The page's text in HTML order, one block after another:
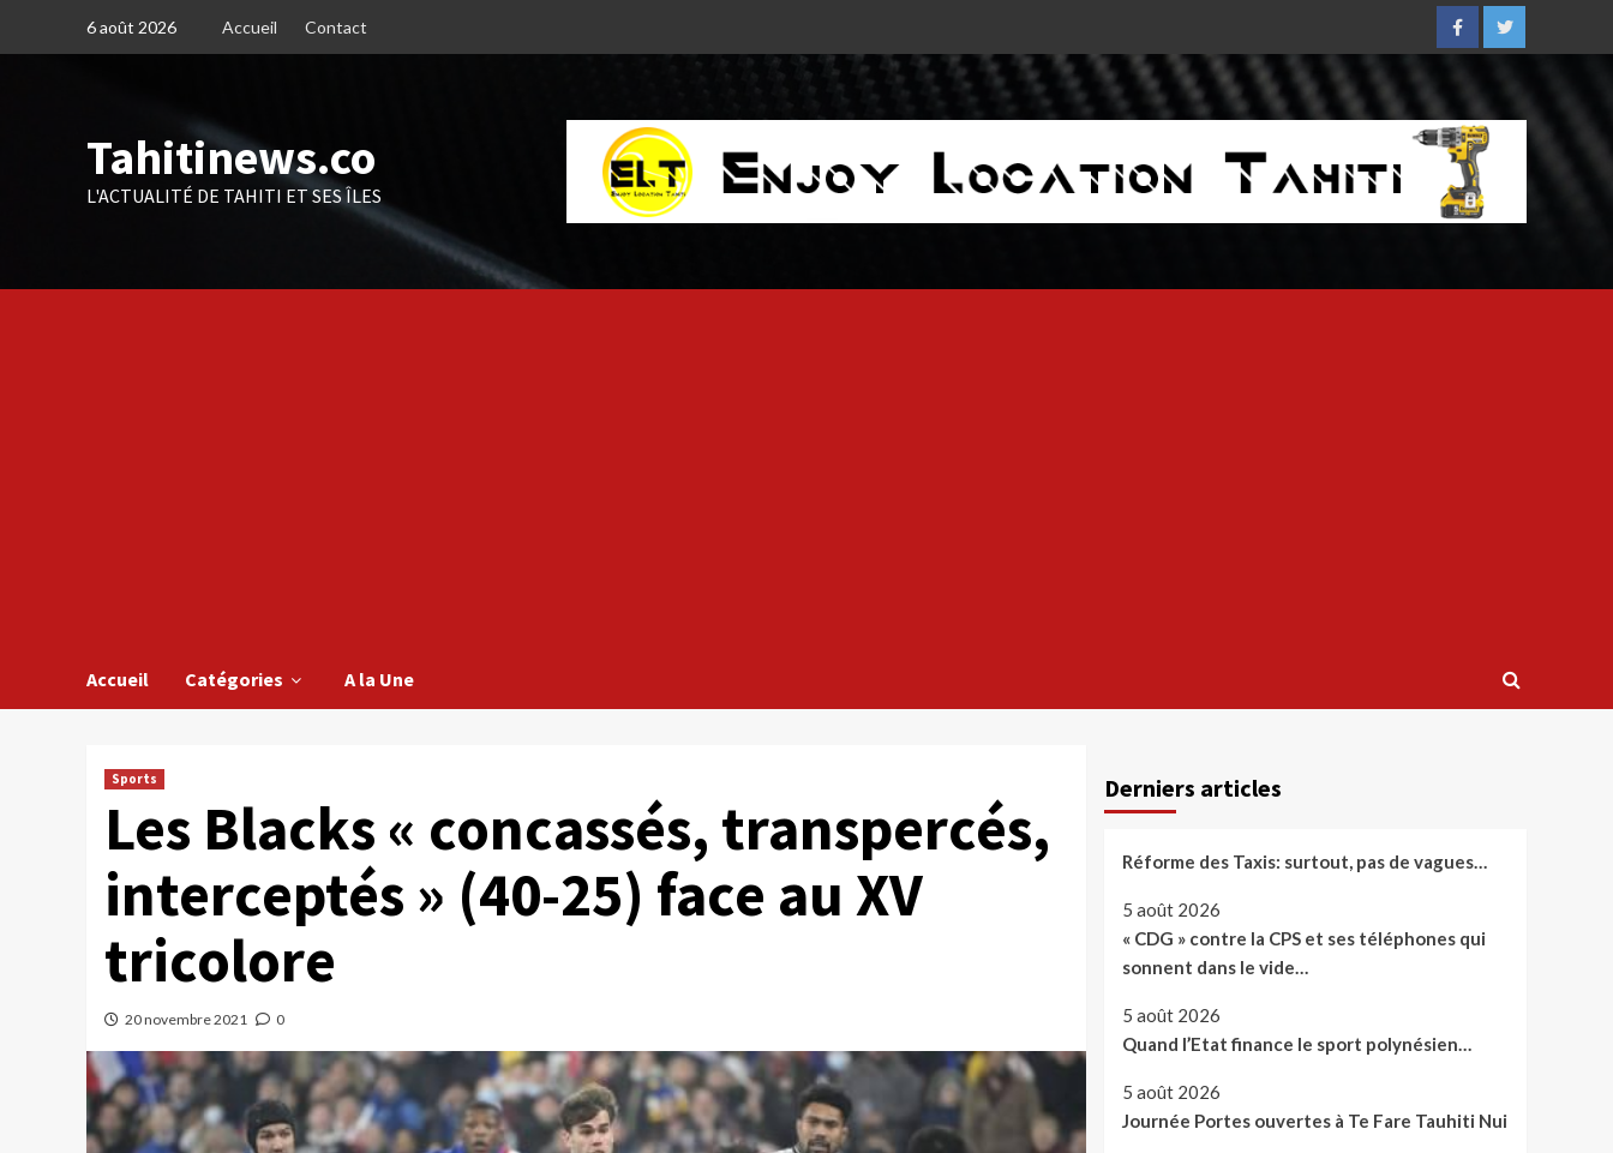
6 août 2026 Accueil Contact
FacebookTwitter
Tahitinews.co
L'ACTUALITÉ DE TAHITI ET SES ÎLES
Accueil Catégories A la Une
Sports
Les Blacks « concassés, transpercés,
interceptés » (40-25) face au XV
tricolore
20 novembre 2021 0
Derniers articles
Réforme des Taxis: surtout, pas de vagues…
5 août 2026
« CDG » contre la CPS et ses téléphones qui
sonnent dans le vide…
5 août 2026
Quand l’Etat finance le sport polynésien…
5 août 2026
Journée Portes ouvertes à Te Fare Tauhiti Nui